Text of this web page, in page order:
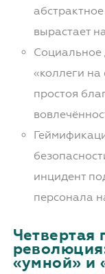
вырастает
Социальное
«коллеги на
простоя
инцидент
персонала
«умной» и